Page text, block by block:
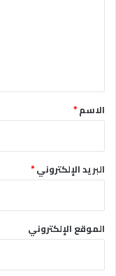
*الاسم*
البريد الإلكتروني*
الموقع الإلكتروني